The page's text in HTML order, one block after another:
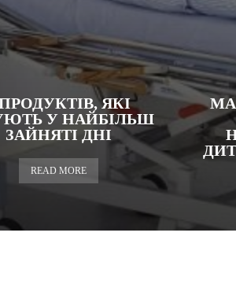
ЯКІ
У НАЙБІЛЬШ
ЗАЙНЯТІ ДНІ
READ MORE